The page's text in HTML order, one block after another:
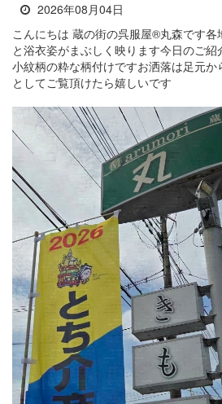
2026年08月04日
こんにちは 蔵の街の呉服屋®丸森です各
と浴衣姿がまぶしく映ります今日のご
小紋柄の粋な柄付けですお洒落は足元
としてご覧頂けたら嬉しいです